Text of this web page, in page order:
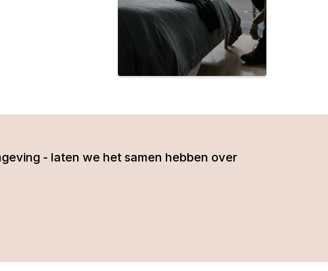
- laten we het samen hebben over